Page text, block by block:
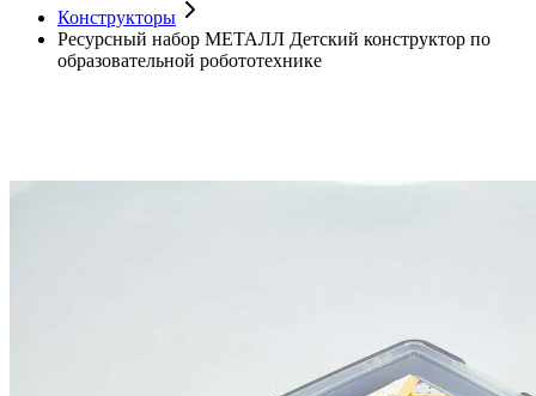
Конструкторы
Ресурсный набор МЕТАЛЛ Детский конструктор по
образовательной робототехнике